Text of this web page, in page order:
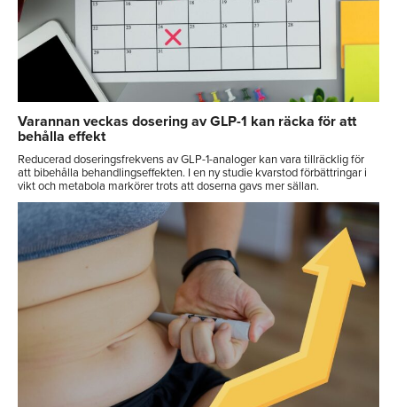
Varannan veckas dosering av GLP-1 kan räcka för att
behålla effekt
Reducerad doseringsfrekvens av GLP-1-analoger kan vara tillräcklig för
att bibehålla behandlingseffekten. I en ny studie kvarstod förbättringar i
vikt och metabola markörer trots att doserna gavs mer sällan.